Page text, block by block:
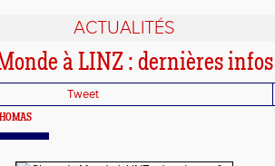
ACTUALITÉS
à LINZ : dernières infos
Tweet